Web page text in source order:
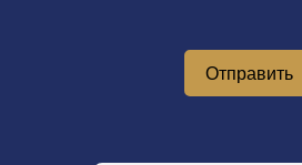
Отправить